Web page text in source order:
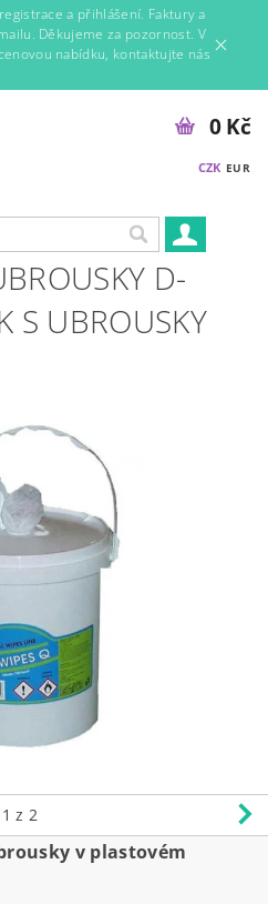
a přihlášení. Faktury a
Děkujeme za pozornost. V
nabídku, kontaktujte nás
CZK EUR
0 Kč
D-
S UBROUSKY
1 z 2
v plastovém